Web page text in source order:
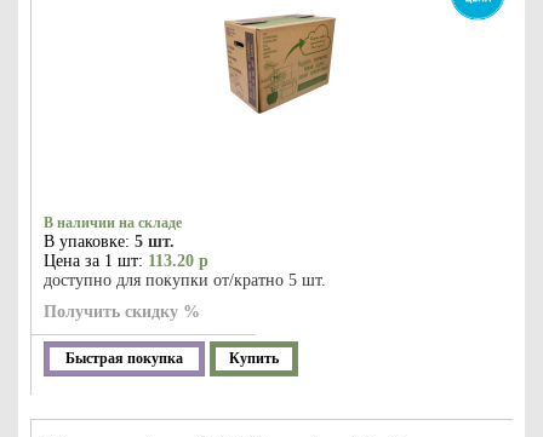
В наличии на складе
В упаковке: 5 шт.
Цена за 1 шт: 113.20 р
доступно для покупки от/кратно 5 шт.
Получить скидку %
Быстрая покупка Купить